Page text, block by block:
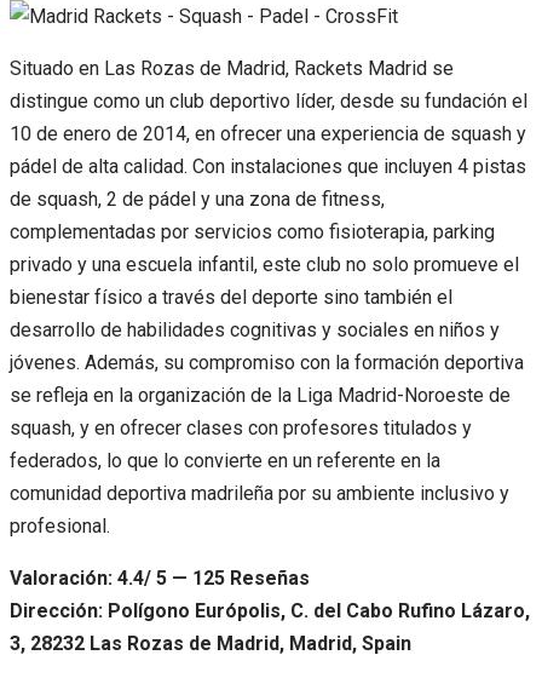
Situado en Las Rozas de Madrid, Rackets Madrid se
distingue como un club deportivo líder, desde su fundación el
10 de enero de 2014, en ofrecer una experiencia de squash y
pádel de alta calidad. Con instalaciones que incluyen 4 pistas
de squash, 2 de pádel y una zona de fitness,
complementadas por servicios como fisioterapia, parking
privado y una escuela infantil, este club no solo promueve el
bienestar físico a través del deporte sino también el
desarrollo de habilidades cognitivas y sociales en niños y
jóvenes. Además, su compromiso con la formación deportiva
se refleja en la organización de la Liga Madrid-Noroeste de
squash, y en ofrecer clases con profesores titulados y
federados, lo que lo convierte en un referente en la
comunidad deportiva madrileña por su ambiente inclusivo y
profesional.
Valoración: 4.4/ 5 — 125 Reseñas
Dirección: Polígono Európolis, C. del Cabo Rufino Lázaro,
3, 28232 Las Rozas de Madrid, Madrid, Spain